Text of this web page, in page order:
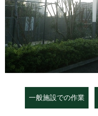
一般施設での作業